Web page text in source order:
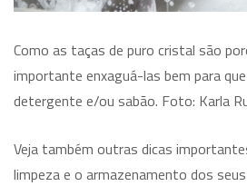
Como as taças de puro cristal são
importante enxaguá-las bem para
detergente e/ou sabão. Foto: Karla
Veja também outras dicas
limpeza e o armazenamento dos